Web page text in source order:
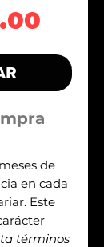
de
en cada
Este
términos